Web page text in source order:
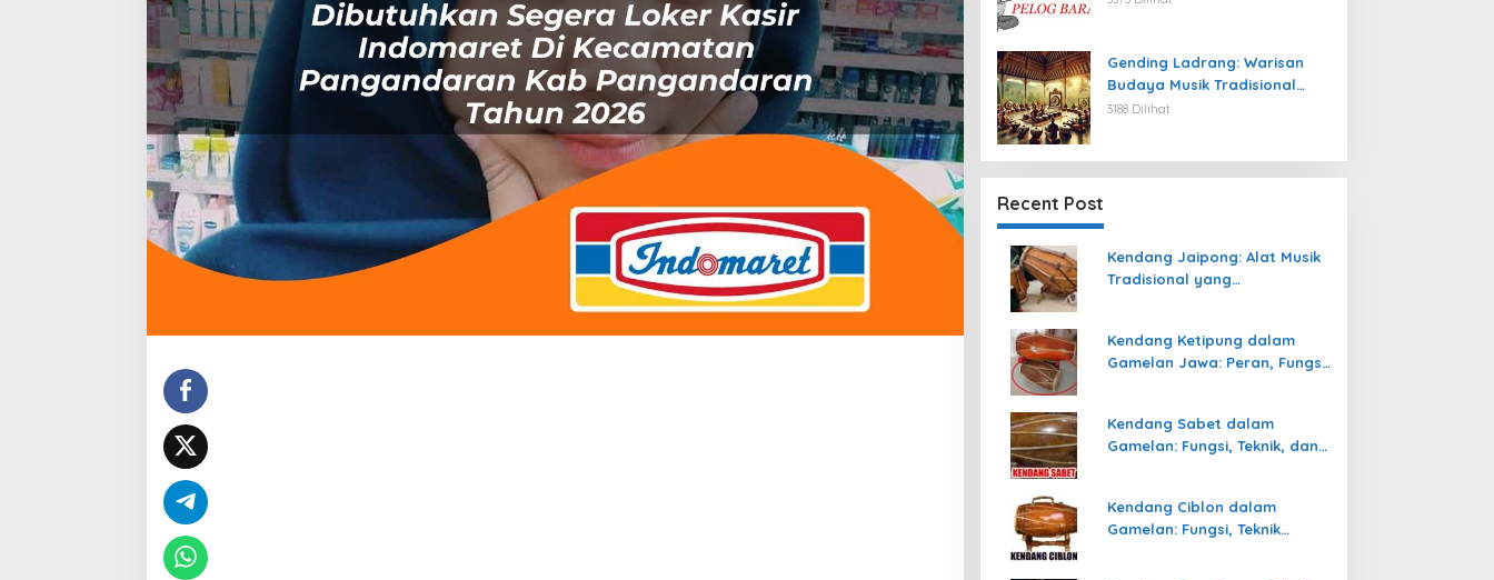
Gending Ladrang: Warisan
Budaya Musik Tradisional
Jawa yang Abadi
3188 Dilihat
Recent Post
Kendang Jaipong: Alat Musik
Tradisional yang
Kendang Ketipung dalam
Gamelan Jawa: Peran, Fungsi,
Kendang Sabet dalam
Gamelan: Fungsi, Teknik, dan
Kendang Ciblon dalam
Gamelan: Fungsi, Teknik